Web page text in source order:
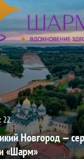
22
Новгород —
«Шарм»